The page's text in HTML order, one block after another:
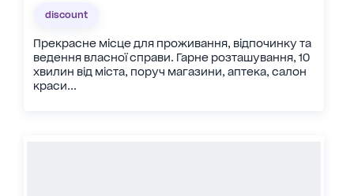
discount
Прекрасне місце для проживання, відпочинку та
ведення власної справи. Гарне розташування, 10
хвилин від міста, поруч магазини, аптека, салон
краси...